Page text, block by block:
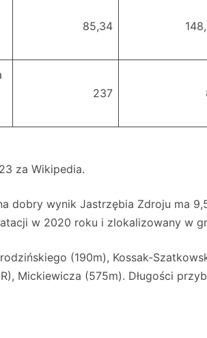
85,34
237
za Wikipedia.
dobry wynik Jastrzębia Zdroju ma
w 2020 roku i zlokalizowany w
(190m), Kossak-
Mickiewicza (575m). Długości